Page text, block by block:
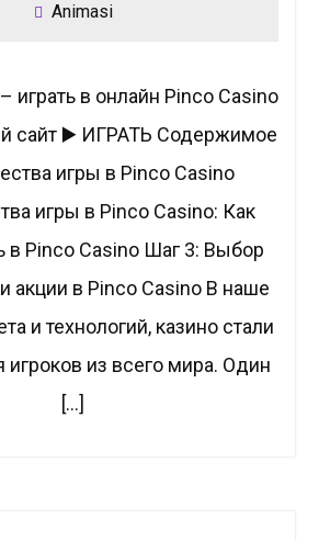
Animasi
играть в онлайн Pinco Casino
сайт ▶️ ИГРАТЬ Содержимое
игры в Pinco Casino
игры в Pinco Casino: Как
в Pinco Casino Шаг 3: Выбор
акции в Pinco Casino В наше
и технологий, казино стали
из всего мира. Один
[…]